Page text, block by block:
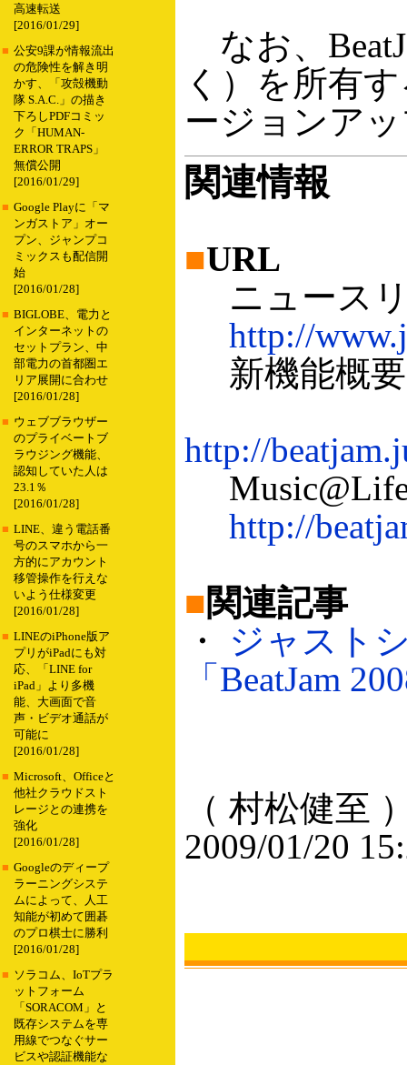
高速転送
[2016/01/29]
■ 公安9課が情報流出
の危険性を解き明
かす、「攻殻機動
隊 S.A.C.」の描き
下ろしPDFコミッ
ク「HUMAN-
ERROR TRAPS」
無償公開
[2016/01/29]
■ Google Playに「マ
ンガストア」オー
プン、ジャンプコ
ミックスも配信開
始
[2016/01/28]
■ BIGLOBE、電力と
インターネットの
セットプラン、中
部電力の首都圏エ
リア展開に合わせ
[2016/01/28]
■ ウェブブラウザー
のプライベートブ
ラウジング機能、
認知していた人は
23.1％
[2016/01/28]
■ LINE、違う電話番
号のスマホから一
方的にアカウント
移管操作を行えな
いよう仕様変更
[2016/01/28]
■ LINEのiPhone版ア
プリがiPadにも対
応、「LINE for
iPad」より多機
能、大画面で音
声・ビデオ通話が
可能に
[2016/01/28]
■ Microsoft、Officeと
他社クラウドスト
レージとの連携を
強化
[2016/01/28]
■ Googleのディープ
ラーニングシステ
ムによって、人工
知能が初めて囲碁
のプロ棋士に勝利
[2016/01/28]
■ ソラコム、IoTプラ
ットフォーム
「SORACOM」と
既存システムを専
用線でつなぐサー
ビスや認証機能な
なお、
く）を所有
ージョンア
関連情報
■URL
ニュース
http://
新機能概要
http://
http://
■関連記事
・ ジャスト
「BeatJam
（ 村松健至
2009/01/20